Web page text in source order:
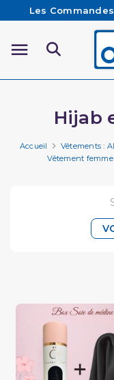
Les
sont
Besoin
Livraison
Hijab
Accueil
Vêtements :
Vêtement